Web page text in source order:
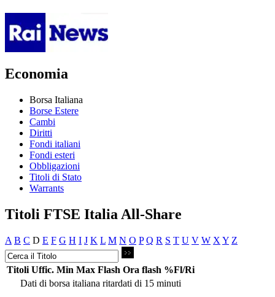
Economia
Borsa Italiana
Borse Estere
Cambi
Diritti
Fondi italiani
Fondi esteri
Obbligazioni
Titoli di Stato
Warrants
Titoli FTSE Italia All-Share
A B C D E F G H I J K L M N O P Q R S T U V W X Y Z
Titoli Uffic. Min Max Flash Ora flash %Fl/Ri
Dati di borsa italiana ritardati di 15 minuti